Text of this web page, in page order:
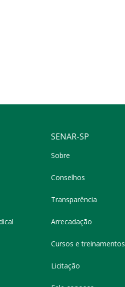
SENAR-SP
Sobre
Conselhos
Transparência
Arrecadação
Cursos e treinamentos
Licitação